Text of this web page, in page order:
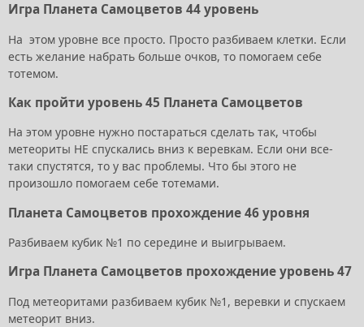
Игра Планета Самоцветов 44 уровень
На этом уровне все просто. Просто разбиваем клетки. Если
есть желание набрать больше очков, то помогаем себе
тотемом.
Как пройти уровень 45 Планета Самоцветов
На этом уровне нужно постараться сделать так, чтобы
метеориты НЕ спускались вниз к веревкам. Если они все-
таки спустятся, то у вас проблемы. Что бы этого не
произошло помогаем себе тотемами.
Планета Самоцветов прохождение 46 уровня
Разбиваем кубик №1 по середине и выигрываем.
Игра Планета Самоцветов прохождение уровень 47
Под метеоритами разбиваем кубик №1, веревки и спускаем
метеорит вниз.